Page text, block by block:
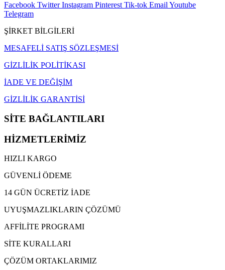
Facebook Twitter Instagram Pinterest Tik-tok Email Youtube
Telegram
ŞİRKET BİLGİLERİ
MESAFELİ SATIŞ SÖZLEŞMESİ
GİZLİLİK POLİTİKASI
İADE VE DEĞİŞİM
GİZLİLİK GARANTİSİ
SİTE BAĞLANTILARI
HİZMETLERİMİZ
HIZLI KARGO
GÜVENLİ ÖDEME
14 GÜN ÜCRETİZ İADE
UYUŞMAZLIKLARIN ÇÖZÜMÜ
AFFİLİTE PROGRAMI
SİTE KURALLARI
ÇÖZÜM ORTAKLARIMIZ